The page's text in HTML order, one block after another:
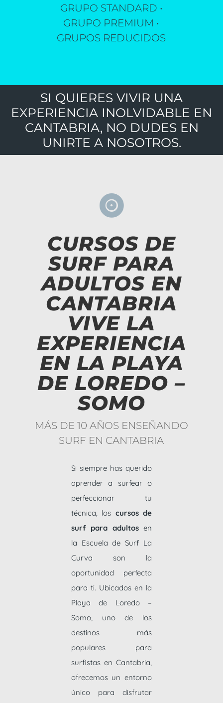
GRUPO STANDARD •
GRUPO PREMIUM •
GRUPOS REDUCIDOS
SI QUIERES VIVIR UNA
EXPERIENCIA INOLVIDABLE EN
CANTABRIA, NO DUDES EN
UNIRTE A NOSOTROS.

CURSOS DE
SURF PARA
ADULTOS EN
CANTABRIA
VIVE LA
EXPERIENCIA
EN LA PLAYA
DE LOREDO –
SOMO
MÁS DE 10 AÑOS ENSEÑANDO
SURF EN CANTABRIA
Si siempre has querido
aprender a surfear o
perfeccionar tu
técnica, los cursos de
surf para adultosen
la Escuela de Surf La
Curva son la
oportunidad perfecta
para ti. Ubicados en la
Playa de Loredo –
Somo, uno de los
destinos más
populares para
surfistas en Cantabria,
ofrecemos un entorno
único para disfrutar